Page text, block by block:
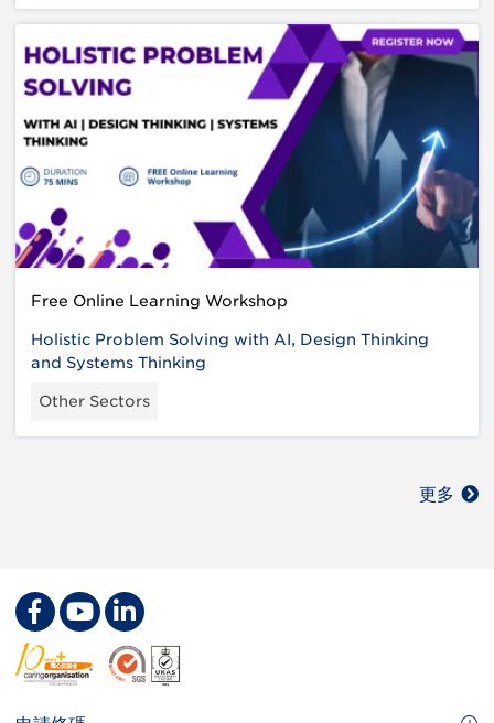
Free Online Learning Workshop
Holistic Problem Solving with AI, Design Thinking
and Systems Thinking
Other Sectors
更多